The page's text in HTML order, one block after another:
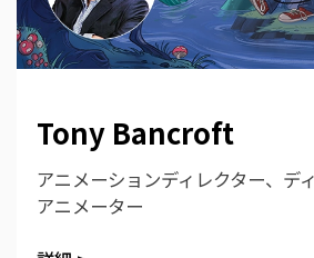
Tony Bancroft
アニメーションディレクター、デ
アニメーター